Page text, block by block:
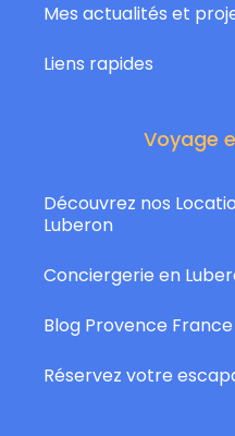
Mes actualités et
Liens rapides
Voyage
Découvrez nos
Luberon
Conciergerie en
Blog Provence
Réservez votre